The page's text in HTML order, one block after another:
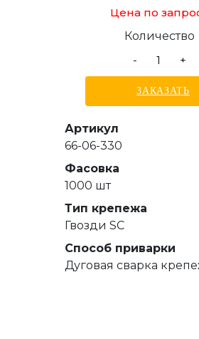
Цена по
Количество
-
+
ЗАКАЗАТЬ
Артикул
66-06-330
Фасовка
1000 шт
Тип крепежа
Гвозди SC
Способ приварки
Дуговая сварка